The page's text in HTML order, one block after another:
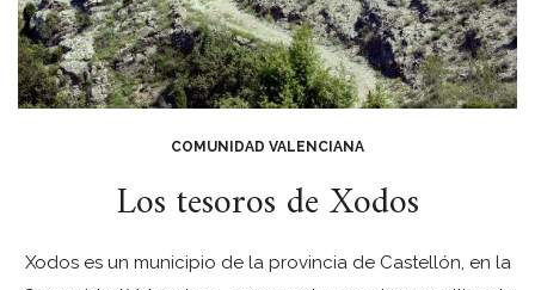
COMUNIDAD VALENCIANA
Los tesoros de Xodos
Xodos es un municipio de la provincia de Castellón, en la